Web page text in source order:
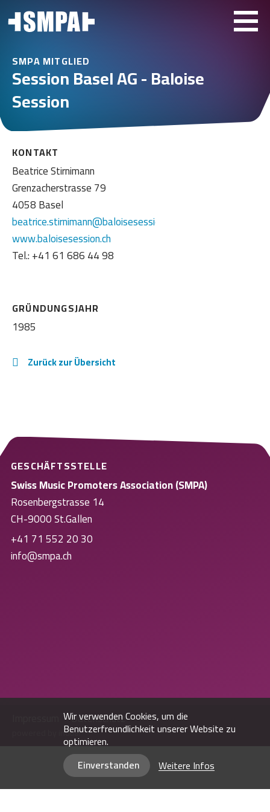
SMPA MITGLIED
Session Basel AG - Baloise
Session
KONTAKT
Beatrice Stirnimann
Grenzacherstrasse 79
4058 Basel
beatrice.stirnimann@baloisesession.ch
www.baloisesession.ch
Tel.: +41 61 686 44 98
GRÜNDUNGSJAHR
1985
Zurück zur Übersicht
GESCHÄFTSSTELLE
Swiss Music Promoters Association (SMPA)
Rosenbergstrasse 14
CH-9000 St.Gallen
+41 71 552 20 30
info@smpa.ch
Datenschutz
powered by indual
Wir verwenden Cookies, um die
Benutzerfreundlichkeit unserer Website zu
optimieren.
Einverstanden
Weitere Infos